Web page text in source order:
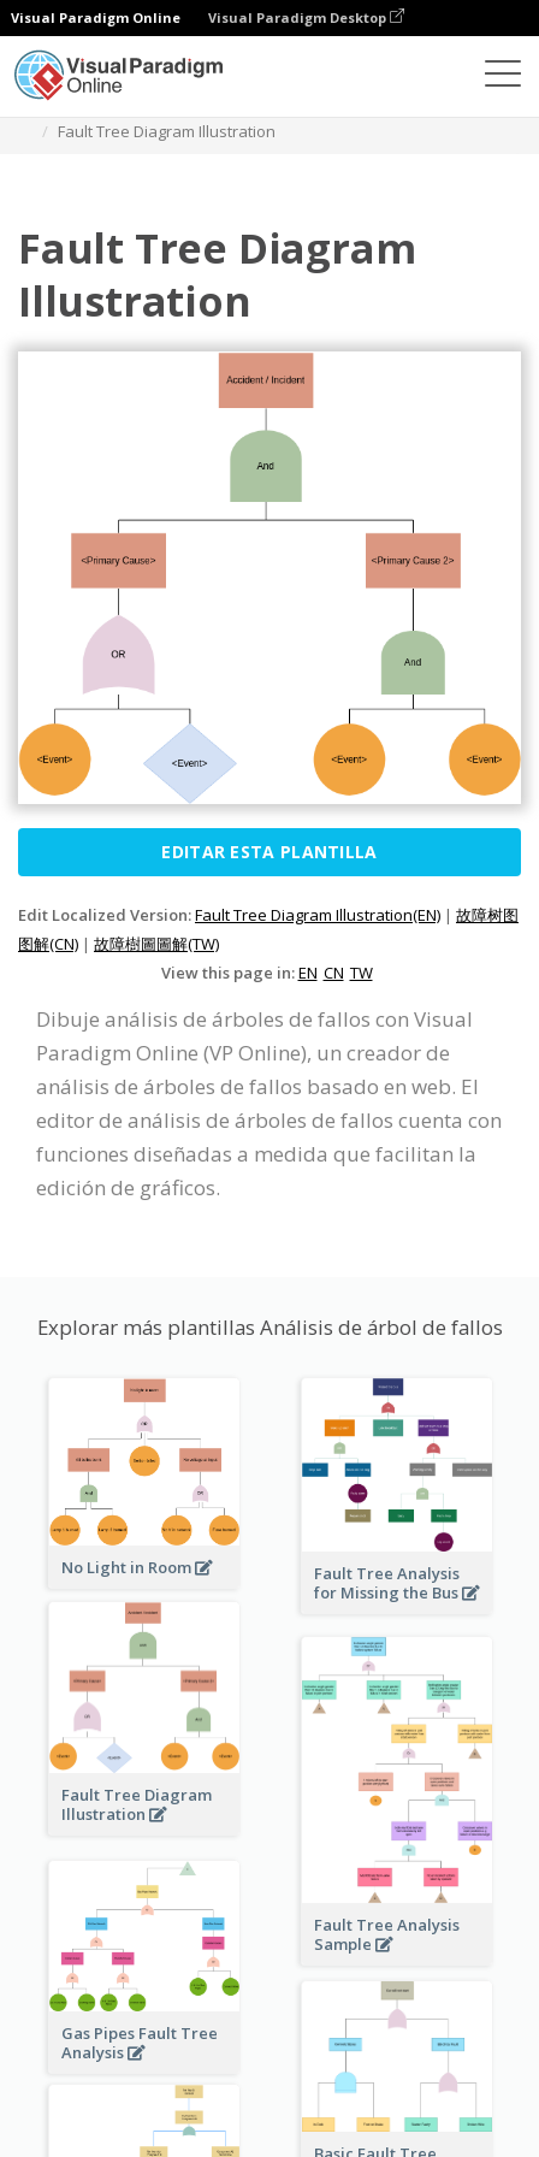
Visual Paradigm Online Visual Paradigm Desktop
Fault Tree Diagram Illustration
Fault Tree Diagram
Illustration
EDITAR ESTA PLANTILLA
Edit Localized Version:Fault Tree Diagram Illustration(EN) | 故障树图
图解(CN) | 故障樹圖圖解(TW)
View this page in:EN CN TW
Dibuje análisis de árboles de fallos con Visual
Paradigm Online (VP Online), un creador de
análisis de árboles de fallos basado en web. El
editor de análisis de árboles de fallos cuenta con
funciones diseñadas a medida que facilitan la
edición de gráficos.
Explorar más plantillas Análisis de árbol de fallos
No Light in Room
Fault Tree Analysis
for Missing the Bus
Fault Tree Diagram
Illustration
Fault Tree Analysis
Sample
Gas Pipes Fault Tree
Analysis